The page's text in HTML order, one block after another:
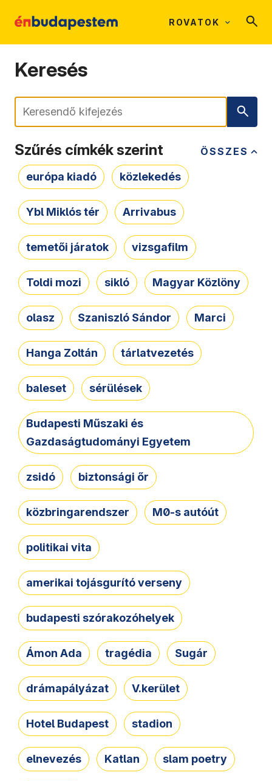
ROVATOK
Keresés
Keresés
ÖSSZES
Szűrés címkék szerint
európa kiadó közlekedés
Ybl Miklós tér Arrivabus
temetői járatok vizsgafilm
Toldi mozi sikló Magyar Közlöny
olasz Szaniszló Sándor Marci
Hanga Zoltán tárlatvezetés
baleset sérülések
Budapesti Műszaki és
Gazdaságtudományi Egyetem
zsidó biztonsági őr
közbringarendszer M0-s autóút
politikai vita
amerikai tojásgurító verseny
budapesti szórakozóhelyek
Ámon Ada tragédia Sugár
drámapályázat V.kerület
Hotel Budapest stadion
elnevezés Katlan slam poetry